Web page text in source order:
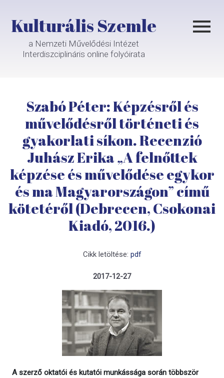
Kulturális Szemle
a Nemzeti Művelődési Intézet
Interdiszciplináris online folyóirata
Szabó Péter: Képzésről és
művelődésről történeti és
gyakorlati síkon. Recenzió
Juhász Erika „A felnőttek
képzése és művelődése egykor
és ma Magyarországon” című
kötetéről (Debrecen, Csokonai
Kiadó, 2016.)
Cikk letöltése: pdf
2017-12-27
A szerző oktatói és kutatói munkássága során többször